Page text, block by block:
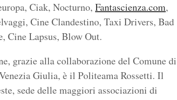
Ciak, Nocturno, Fantascienza.com,
Cine Clandestino, Taxi Drivers, Bad
Cine Lapsus, Blow Out.
grazie alla collaborazione del Comune di
Giulia, è il Politeama Rossetti. Il
sede delle maggiori associazioni di